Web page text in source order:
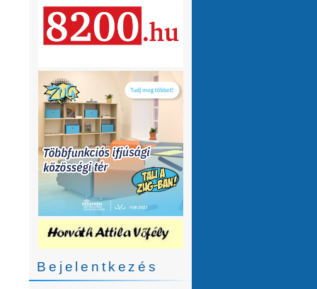
Bejelentkezés